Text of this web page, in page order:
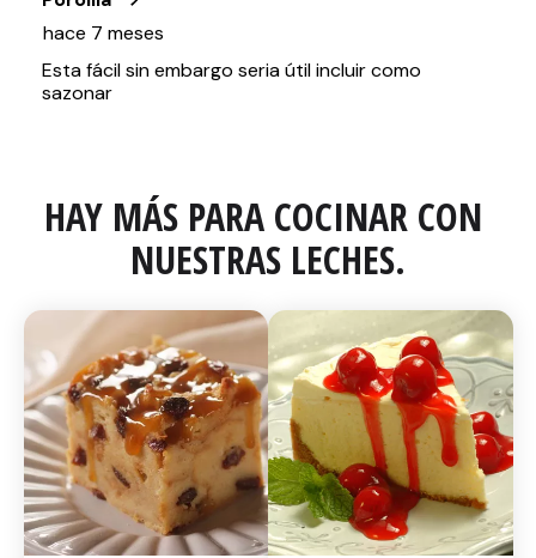
HAY MÁS PARA COCINAR CON
NUESTRAS LECHES.